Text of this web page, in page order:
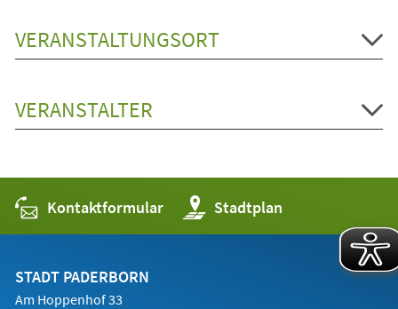
VERANSTALTUNGSORT
VERANSTALTER
Kontaktformular Stadtplan
(Öffnet
in
einem
STADT PADERBORN
Am Hoppenhof 33